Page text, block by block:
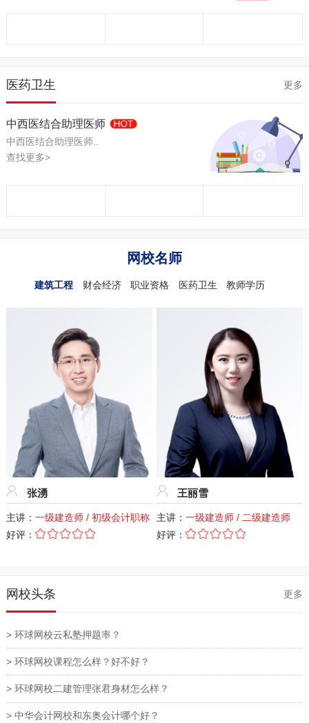
医药卫生 更多
中西医结合助理医师
中西医结合助理医师..
查找更多>
网校名师
建筑工程 财会经济 职业资格 医药卫生 教师学历
张湧
主讲： 一级建造师 / 初级会计职称
好评：
王丽雪
主讲： 一级建造师 / 二级建造师
好评：
网校头条 更多
> 环球网校云私塾押题率？
> 环球网校课程怎么样？好不好？
> 环球网校二建管理张君身材怎么样？
> 中华会计网校和东奥会计哪个好？